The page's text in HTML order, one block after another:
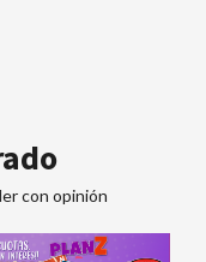
con opinión